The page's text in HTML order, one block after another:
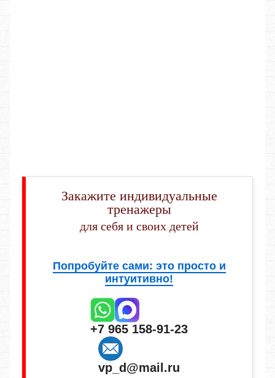
Закажите индивидуальные
тренажеры
для себя и своих детей
Попробуйте сами: это просто и
интуитивно!
+7 965 158-91-23
vp_d@mail.ru